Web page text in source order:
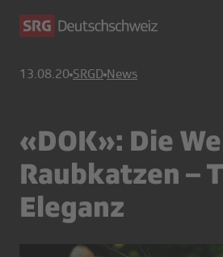
13.08.20 SRGD News
«DOK»: Die
Raubkatzen –
Eleganz